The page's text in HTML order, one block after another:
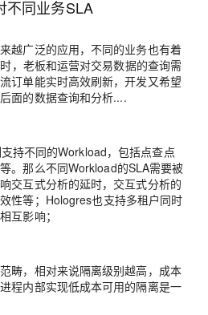
不同业务SLA
越广泛的应用，不同的业务也有着
，老板和运营对交易数据的查询需
订单能实时高效刷新，开发又希望
面的数据查询和分析....
持不同的Workload，包括点查点
。那么不同Workload的SLA需要被
交互式分析的延时，交互式分析的
性等；Hologres也支持多租户同时
互影响；
畴，相对来说隔离级别越高，成本
程内部实现低成本可用的隔离是一